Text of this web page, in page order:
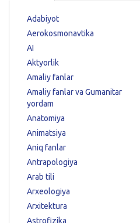
Adabiyot
Aerokosmonavtika
AI
Aktyorlik
Amaliy fanlar
Amaliy fanlar va Gumanitar
yordam
Anatomiya
Animatsiya
Aniq fanlar
Antrapologiya
Arab tili
Arxeologiya
Arxitektura
Astrofizika